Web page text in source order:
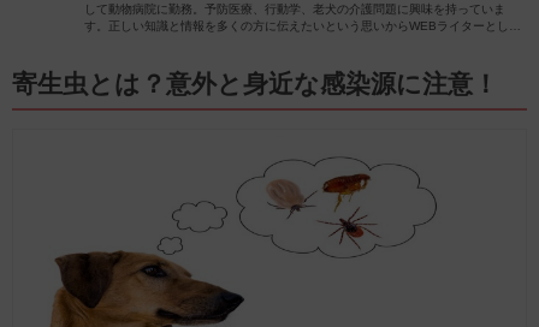
して動物病院に勤務。予防医療、行動学、老犬の介護問題に興味を持っていま
す。正しい知識と情報を多くの方に伝えたいという思いからWEBライターとして
寄生虫とは？意外と身近な感染源に注意！